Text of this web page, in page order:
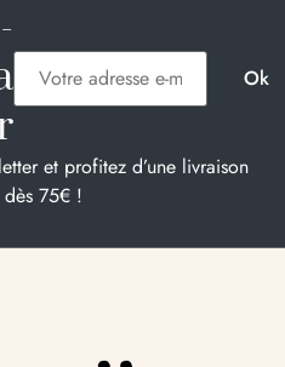
et profitez d’une livraison
75€ !